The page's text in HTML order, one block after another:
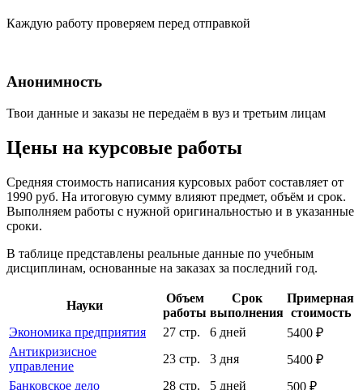
Каждую работу проверяем перед отправкой
Анонимность
Твои данные и заказы не передаём в вуз и третьим лицам
Цены на курсовые работы
Средняя стоимость написания курсовых работ составляет от
1990 руб. На итоговую сумму влияют предмет, объём и срок.
Выполняем работы с нужной оригинальностью и в указанные
сроки.
В таблице представлены реальные данные по учебным
дисциплинам, основанные на заказах за последний год.
Науки
Объем
работы
Срок
выполнения
Примерная
стоимость
Экономика предприятия
27 стр. 6 дней
5400 ₽
Антикризисное
управление
23 стр. 3 дня
5400 ₽
Банковское дело
28 стр. 5 дней 500 ₽